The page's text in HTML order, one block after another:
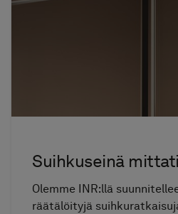
Suihkuseinä
Olemme INR:llä
räätälöityjä